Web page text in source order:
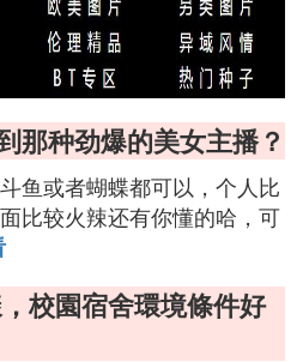
那种劲爆的美女主播？
鱼或者蝴蝶都可以，个人比
比较火辣还有你懂的哈，可
校園宿舍環境條件好